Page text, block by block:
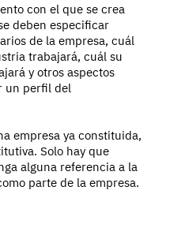
con el que se crea
deben especificar
de la empresa, cuál
trabajará, cuál su
y otros aspectos
un perfil del
empresa ya constituida,
Solo hay que
alguna referencia a la
parte de la empresa.